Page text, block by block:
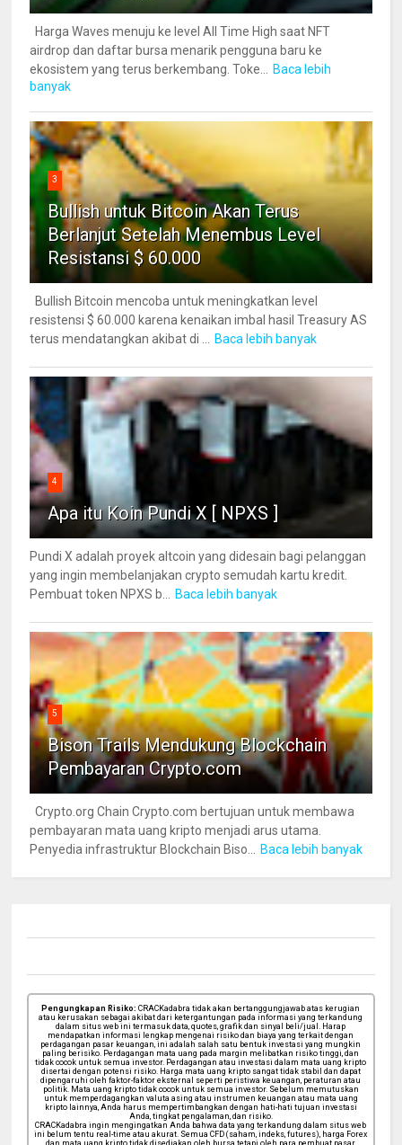
Harga Waves menuju ke level All Time High saat NFT
airdrop dan daftar bursa menarik pengguna baru ke
ekosistem yang terus berkembang. Toke...
Baca lebih
banyak
3
Bullish untuk Bitcoin Akan Terus
Berlanjut Setelah Menembus Level
Resistansi $ 60.000
Bullish Bitcoin mencoba untuk meningkatkan level
resistensi $ 60.000 karena kenaikan imbal hasil Treasury AS
terus mendatangkan akibat di ...
Baca lebih banyak
4
Apa itu Koin Pundi X [ NPXS ]
Pundi X adalah proyek altcoin yang didesain bagi pelanggan
yang ingin membelanjakan crypto semudah kartu kredit.
Pembuat token NPXS b...
Baca lebih banyak
5
Bison Trails Mendukung Blockchain
Pembayaran Crypto.com
Crypto.org Chain Crypto.com bertujuan untuk membawa
pembayaran mata uang kripto menjadi arus utama.
Penyedia infrastruktur Blockchain Biso...
Baca lebih banyak
Pengungkapan Risiko: CRACKadabra tidak akan bertanggungjawab atas kerugian
atau kerusakan sebagai akibat dari ketergantungan pada informasi yang terkandung
dalam situs web ini termasuk data, quotes, grafik dan sinyal beli/jual. Harap
mendapatkan informasi lengkap mengenai risiko dan biaya yang terkait dengan
perdagangan pasar keuangan, ini adalah salah satu bentuk investasi yang mungkin
paling berisiko. Perdagangan mata uang pada margin melibatkan risiko tinggi, dan
tidak cocok untuk semua investor. Perdagangan atau investasi dalam mata uang kripto
disertai dengan potensi risiko. Harga mata uang kripto sangat tidak stabil dan dapat
dipengaruhi oleh faktor-faktor eksternal seperti peristiwa keuangan, peraturan atau
politik. Mata uang kripto tidak cocok untuk semua investor. Sebelum memutuskan
untuk memperdagangkan valuta asing atau instrumen keuangan atau mata uang
kripto lainnya, Anda harus mempertimbangkan dengan hati-hati tujuan investasi
Anda, tingkat pengalaman, dan risiko.
CRACKadabra ingin mengingatkan Anda bahwa data yang terkandung dalam situs web
ini belum tentu real-time atau akurat. Semua CFD (saham, indeks, futures), harga Forex
dan mata uang kripto tidak disediakan oleh bursa tetapi oleh para pembuat pasar,